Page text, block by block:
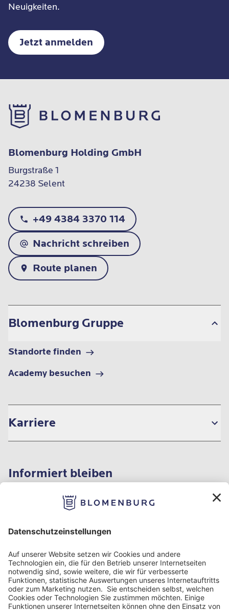
Neuigkeiten.
Jetzt anmelden
Blomenburg Holding GmbH
Burgstraße 1
24238 Selent
+49 4384 3370 114
Nachricht schreiben
Route planen
Blomenburg Gruppe
Standorte finden
Academy besuchen
Karriere
Informiert bleiben
Impressum
Datenschutzinformation